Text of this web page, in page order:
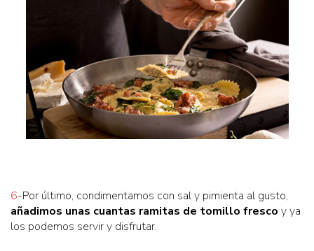
6-Por último, condimentamos con sal y pimienta al gusto,
añadimos unas cuantas ramitas de tomillo fresco y ya
los podemos servir y disfrutar.